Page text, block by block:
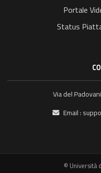
Portale
Status
Via del
Email :
© Università